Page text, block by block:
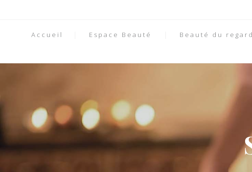
Accueil Espace Beauté Beauté du regard